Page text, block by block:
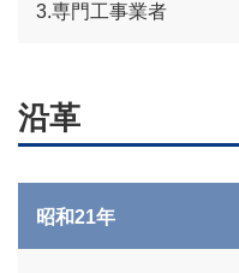
3.専門工事業者
沿革
昭和21年